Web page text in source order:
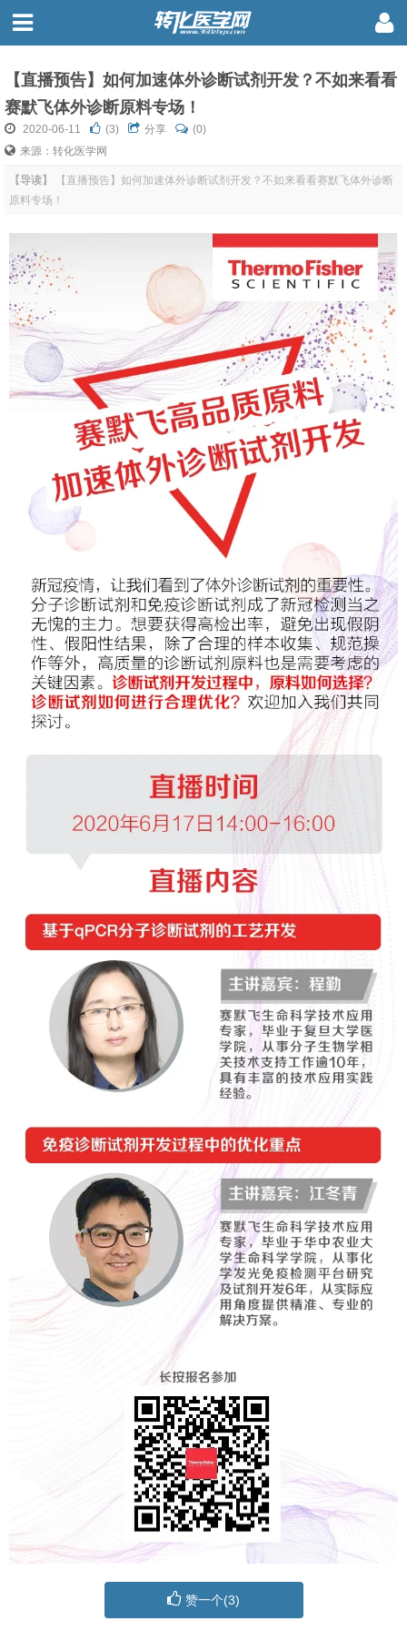
【直播预告】如何加速体外诊断试剂开发？不如来看看
赛默飞体外诊断原料专场！
2020-06-11 (3) 分享
(0)
来源：转化医学网
【导读】
【直播预告】如何加速体外诊断试剂开发？不如来看看赛默飞体外诊断
原料专场！
赞一个(3)